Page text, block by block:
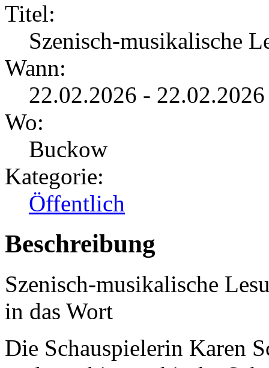
Titel:
Szenisch-musikalische
Wann:
22.02.2026 -
Wo:
Buckow
Kategorie:
Öffentlich
Beschreibung
Szenisch-musikalische
in das Wort
Die Schauspielerin Karen